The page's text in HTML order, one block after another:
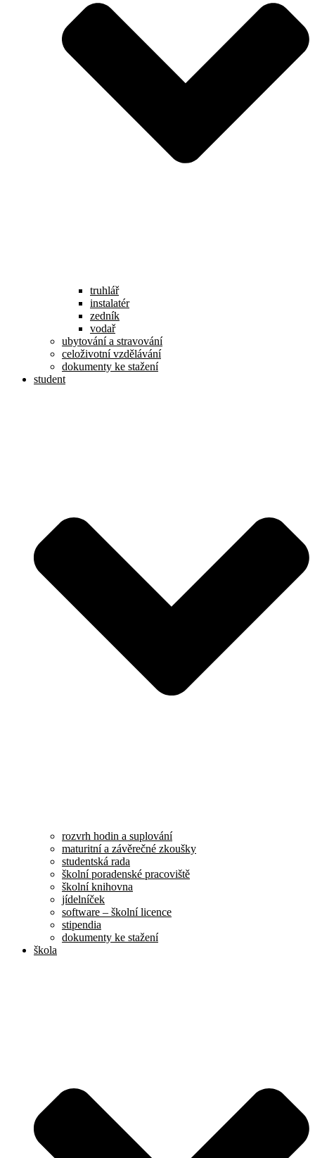
truhlář
instalatér
zedník
vodař
ubytování a stravování
celoživotní vzdělávání
dokumenty ke stažení
student
rozvrh hodin a suplování
maturitní a závěrečné zkoušky
studentská rada
školní poradenské pracoviště
školní knihovna
jídelníček
software – školní licence
stipendia
dokumenty ke stažení
škola